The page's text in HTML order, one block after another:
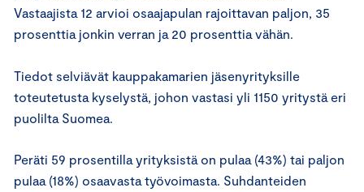
Vastaajista 12 arvioi osaajapulan rajoittavan paljon, 35
prosenttia jonkin verran ja 20 prosenttia vähän.
Tiedot selviävät kauppakamarien jäsenyrityksille
toteutetusta kyselystä, johon vastasi yli 1150 yritystä eri
puolilta Suomea.
Peräti 59 prosentilla yrityksistä on pulaa (43%) tai paljon
pulaa (18%) osaavasta työvoimasta. Suhdanteiden